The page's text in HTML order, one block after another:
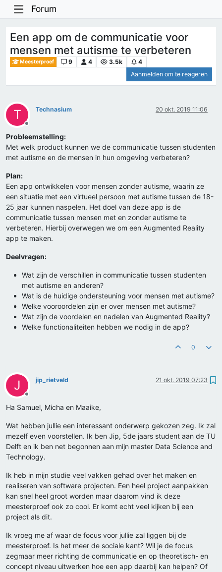
Forum
Een app om de communicatie voor
mensen met autisme te verbeteren
Meesterproef 9 4 3.5k
4
Aanmelden om te reageren
T
Offline
Technasium 20 okt. 2019 11:06
Probleemstelling:
Met welk product kunnen we de communicatie tussen studenten
met autisme en de mensen in hun omgeving verbeteren?
Plan:
Een app ontwikkelen voor mensen zonder autisme, waarin ze
een situatie met een virtueel persoon met autisme tussen de 18-
25 jaar kunnen naspelen. Het doel van deze app is de
communicatie tussen mensen met en zonder autisme te
verbeteren. Hierbij overwegen we om een Augmented Reality
app te maken.
Deelvragen:
Wat zijn de verschillen in communicatie tussen studenten
met autisme en anderen?
Wat is de huidige ondersteuning voor mensen met autisme?
Welke vooroordelen zijn er over mensen met autisme?
Wat zijn de voordelen en nadelen van Augmented Reality?
Welke functionaliteiten hebben we nodig in de app?
0
J
Offline
jip_rietveld 21 okt. 2019 07:23
Ha Samuel, Micha en Maaike,
Wat hebben jullie een interessant onderwerp gekozen zeg. Ik zal
mezelf even voorstellen. Ik ben Jip, 5de jaars student aan de TU
Delft en ik ben net begonnen aan mijn master Data Science and
Technology.
Ik heb in mijn studie veel vakken gehad over het maken en
realiseren van software projecten. Een heel project aanpakken
kan snel heel groot worden maar daarom vind ik deze
meesterproef ook zo cool. Er komt echt veel kijken bij een
project als dit.
Ik vroeg me af waar de focus voor jullie zal liggen bij de
meesterproef. Is het meer de sociale kant? Wil je de focus
zegmaar meer richting de communicatie en op theoretisch- en
concept niveau uitwerken hoe een app daarbij kan helpen? Of